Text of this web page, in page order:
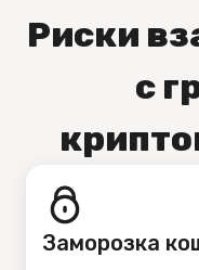
Риски
с
Заморозка